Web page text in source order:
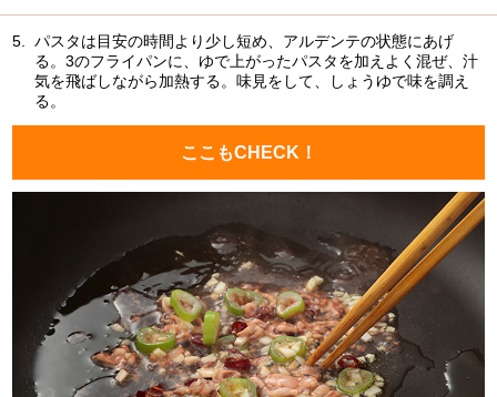
5.
パスタは目安の時間より少し短め、アルデンテの状態にあげ
る。3のフライパンに、ゆで上がったパスタを加えよく混ぜ、汁
気を飛ばしながら加熱する。味見をして、しょうゆで味を調え
る。
ここもCHECK！